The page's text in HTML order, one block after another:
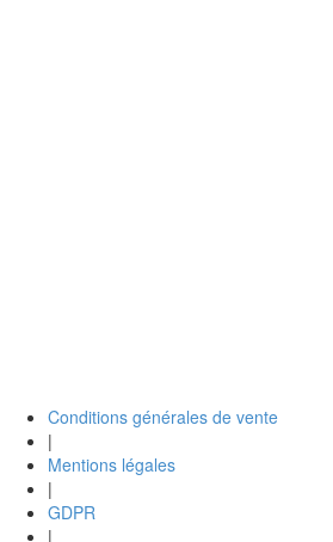
Conditions générales de vente
|
Mentions légales
|
GDPR
|